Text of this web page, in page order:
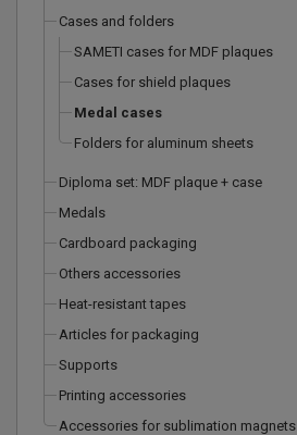
Cases and folders
SAMETI cases for MDF plaques
Cases for shield plaques
Medal cases
Folders for aluminum sheets
Diploma set: MDF plaque + case
Medals
Cardboard packaging
Others accessories
Heat-resistant tapes
Articles for packaging
Supports
Printing accessories
Accessories for sublimation magnets